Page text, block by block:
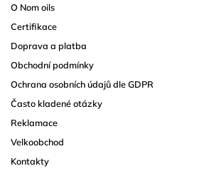
O Nom oils
Certifikace
Doprava a platba
Obchodní podmínky
Ochrana osobních údajů dle GDPR
Často kladené otázky
Reklamace
Velkoobchod
Kontakty